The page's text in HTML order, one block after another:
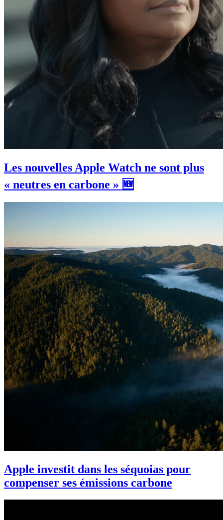
Les nouvelles Apple Watch ne sont plus
« neutres en carbone » 🆕
Apple investit dans les séquoias pour
compenser ses émissions carbone